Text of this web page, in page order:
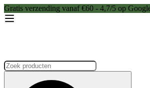
Gratis verzending vanaf €60 - 4,7/5 op
Zoeken: